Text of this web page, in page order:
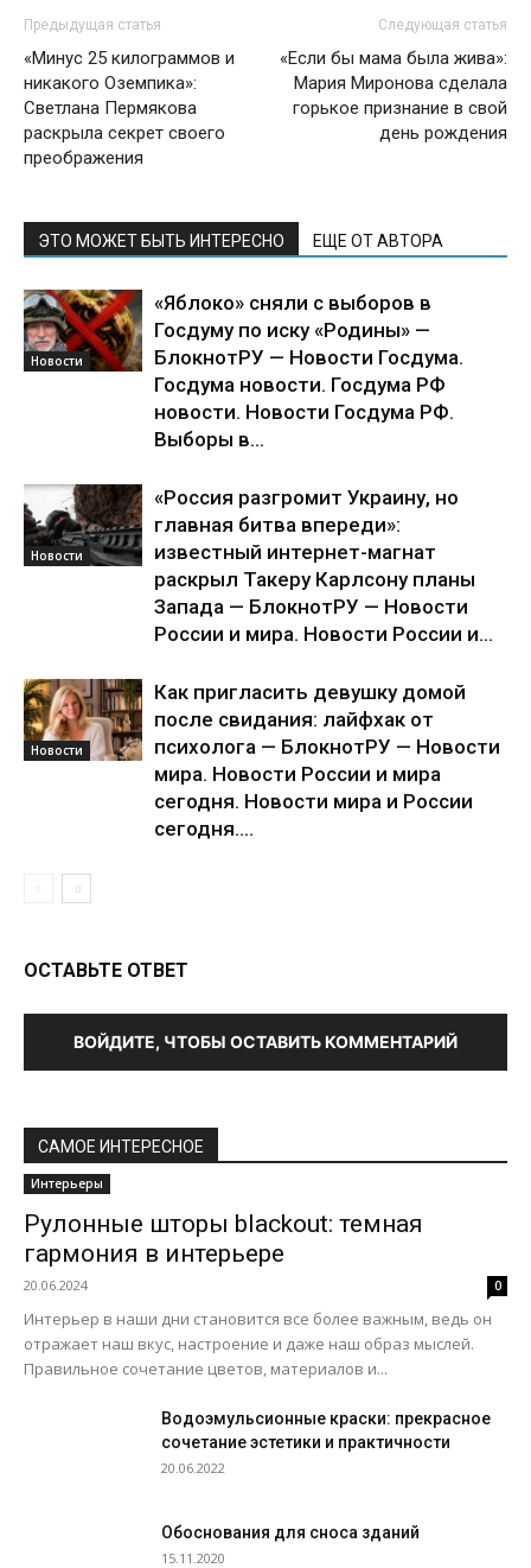
Предыдущая статья
«Минус 25 килограммов и
никакого Оземпика»:
Светлана Пермякова
раскрыла секрет своего
преображения
Следующая статья
«Если бы мама была жива»:
Мария Миронова сделала
горькое признание в свой
день рождения
ЭТО МОЖЕТ БЫТЬ ИНТЕРЕСНО ЕЩЕ ОТ АВТОРА
Новости
«Яблоко» сняли с выборов в
Госдуму по иску «Родины» —
БлокнотРУ — Новости Госдума.
Госдума новости. Госдума РФ
новости. Новости Госдума РФ.
Выборы в...
Новости
«Россия разгромит Украину, но
главная битва впереди»:
известный интернет-магнат
раскрыл Такеру Карлсону планы
Запада — БлокнотРУ — Новости
России и мира. Новости России и...
Новости
Как пригласить девушку домой
после свидания: лайфхак от
психолога — БлокнотРУ — Новости
мира. Новости России и мира
сегодня. Новости мира и России
сегодня....
ОСТАВЬТЕ ОТВЕТ
ВОЙДИТЕ, ЧТОБЫ ОСТАВИТЬ КОММЕНТАРИЙ
САМОЕ ИНТЕРЕСНОЕ
Интерьеры
Рулонные шторы blackout: темная
гармония в интерьере
20.06.2024 0
Интерьер в наши дни становится все более важным, ведь он
отражает наш вкус, настроение и даже наш образ мыслей.
Правильное сочетание цветов, материалов и...
Водоэмульсионные краски: прекрасное
сочетание эстетики и практичности
20.06.2022
Обоснования для сноса зданий
15.11.2020